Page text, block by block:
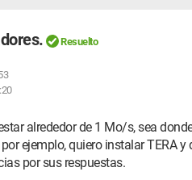
Resuelto
alrededor de 1 Mo/s, sea
ejemplo, quiero instalar TERA
por sus respuestas.